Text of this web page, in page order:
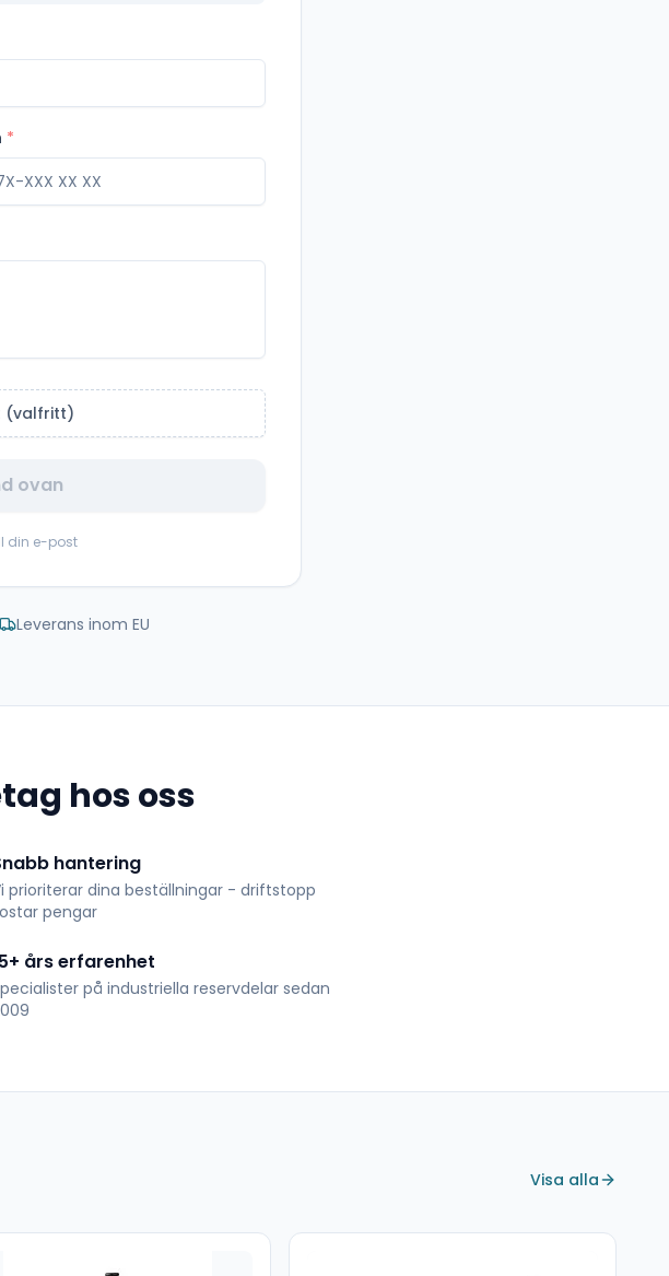
*
(valfritt)
ovan
din e-post
Leverans inom EU
hos oss
hantering
prioriterar dina beställningar - driftstopp
pengar
års erfarenhet
på industriella reservdelar sedan
Visa alla